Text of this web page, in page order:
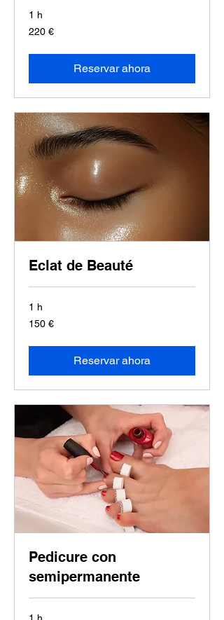
1 h
220
euros
220 €
Reservar ahora
Eclat de Beauté
1 h
150
euros
150 €
Reservar ahora
Pedicure con
semipermanente